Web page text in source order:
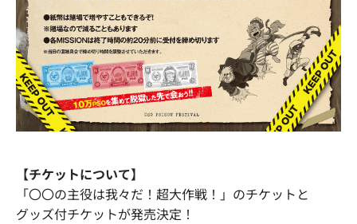
【チケットについて】
「〇〇の主役は我々だ！超大作戦！」のチケットと
グッズ付チケットが発売決定！